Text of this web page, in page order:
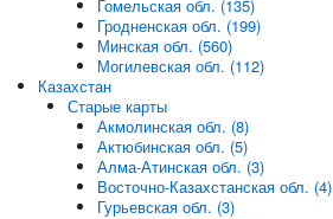
Гомельская обл. (135)
Гродненская обл. (199)
Минская обл. (560)
Могилевская обл. (112)
Казахстан
Старые карты
Акмолинская обл. (8)
Актюбинская обл. (5)
Алма-Атинская обл. (3)
Восточно-Казахстанская обл. (4)
Гурьевская обл. (3)